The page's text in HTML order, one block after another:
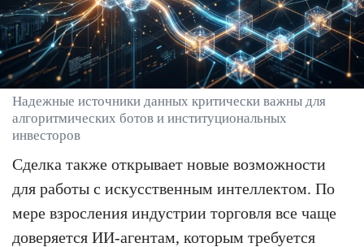
Надежные источники данных критически важны для
алгоритмических ботов и институциональных
инвесторов
Сделка также открывает новые возможности
для работы с искусственным интеллектом. По
мере взросления индустрии торговля все чаще
доверяется ИИ-агентам, которым требуется